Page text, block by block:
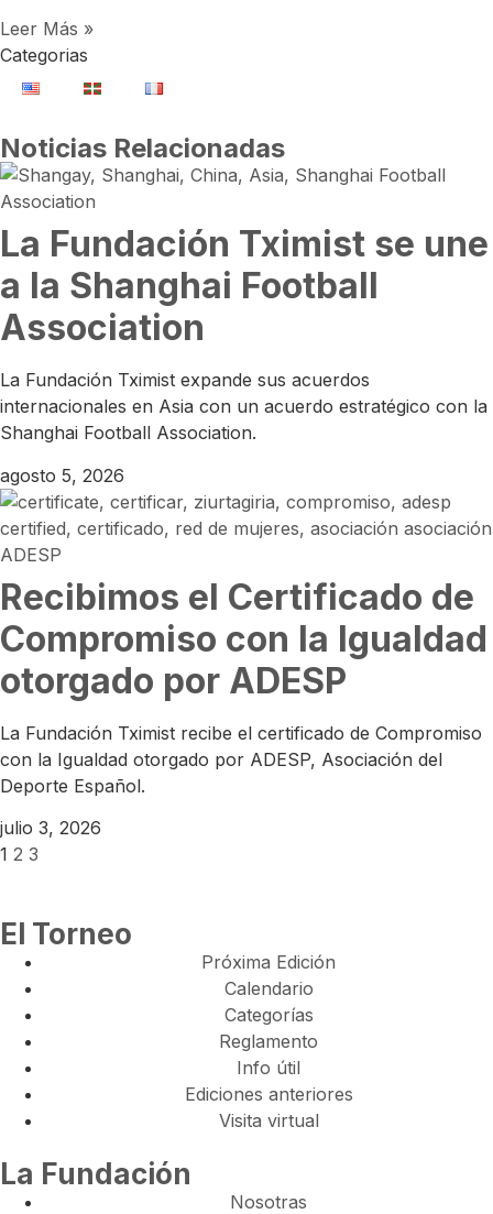
Leer Más »
Categorias
Noticias Relacionadas
La Fundación Tximist se une
a la Shanghai Football
Association
La Fundación Tximist expande sus acuerdos
internacionales en Asia con un acuerdo estratégico con la
Shanghai Football Association.
agosto 5, 2026
Recibimos el Certificado de
Compromiso con la Igualdad
otorgado por ADESP
La Fundación Tximist recibe el certificado de Compromiso
con la Igualdad otorgado por ADESP, Asociación del
Deporte Español.
julio 3, 2026
1 2 3
El Torneo
Próxima Edición
Calendario
Categorías
Reglamento
Info útil
Ediciones anteriores
Visita virtual
La Fundación
Nosotras